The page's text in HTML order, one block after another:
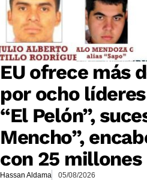
EU ofrece más
por ocho
“El Pelón”,
Mencho”,
con 25 millones
Hassan Aldama 05/08/2026